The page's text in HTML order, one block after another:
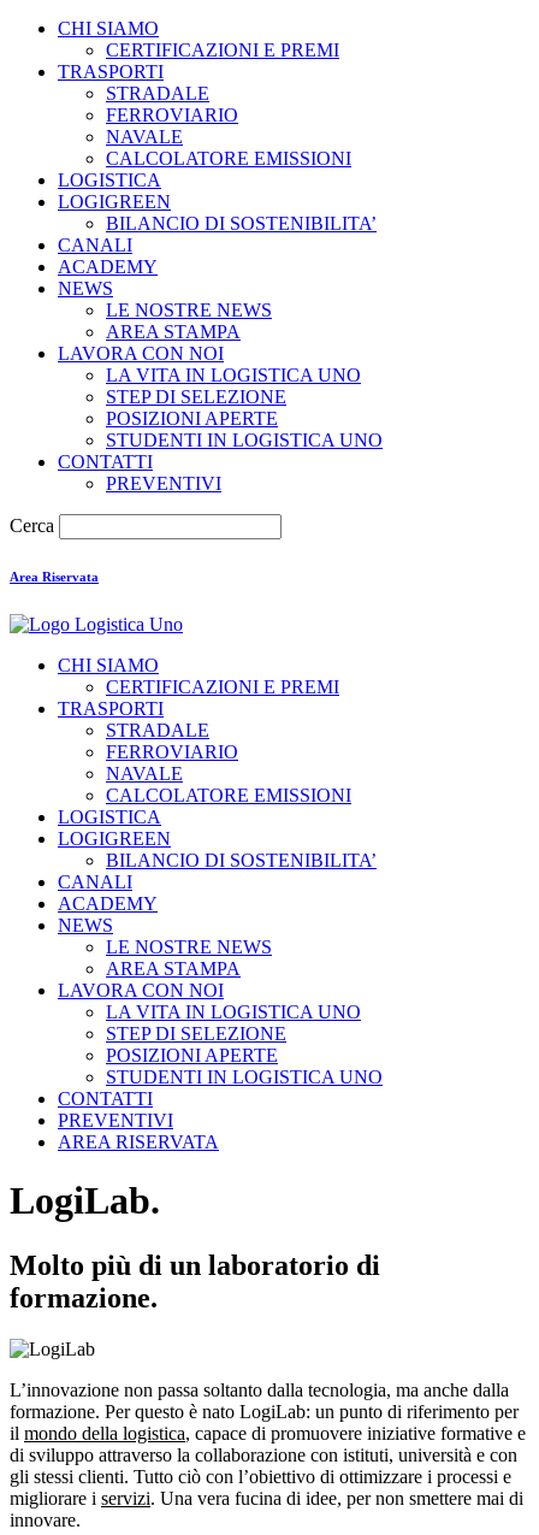
CHI SIAMO
CERTIFICAZIONI E PREMI
TRASPORTI
STRADALE
FERROVIARIO
NAVALE
CALCOLATORE EMISSIONI
LOGISTICA
LOGIGREEN
BILANCIO DI SOSTENIBILITA’
CANALI
ACADEMY
NEWS
LE NOSTRE NEWS
AREA STAMPA
LAVORA CON NOI
LA VITA IN LOGISTICA UNO
STEP DI SELEZIONE
POSIZIONI APERTE
STUDENTI IN LOGISTICA UNO
CONTATTI
PREVENTIVI
Cerca
Area Riservata
CHI SIAMO
CERTIFICAZIONI E PREMI
TRASPORTI
STRADALE
FERROVIARIO
NAVALE
CALCOLATORE EMISSIONI
LOGISTICA
LOGIGREEN
BILANCIO DI SOSTENIBILITA’
CANALI
ACADEMY
NEWS
LE NOSTRE NEWS
AREA STAMPA
LAVORA CON NOI
LA VITA IN LOGISTICA UNO
STEP DI SELEZIONE
POSIZIONI APERTE
STUDENTI IN LOGISTICA UNO
CONTATTI
PREVENTIVI
AREA RISERVATA
LogiLab.
Molto più di un laboratorio di
formazione.
L’innovazione non passa soltanto dalla tecnologia, ma anche dalla
formazione. Per questo è nato LogiLab: un punto di riferimento per
il mondo della logistica, capace di promuovere iniziative formative e
di sviluppo attraverso la collaborazione con istituti, università e con
gli stessi clienti. Tutto ciò con l’obiettivo di ottimizzare i processi e
migliorare i servizi. Una vera fucina di idee, per non smettere mai di
innovare.